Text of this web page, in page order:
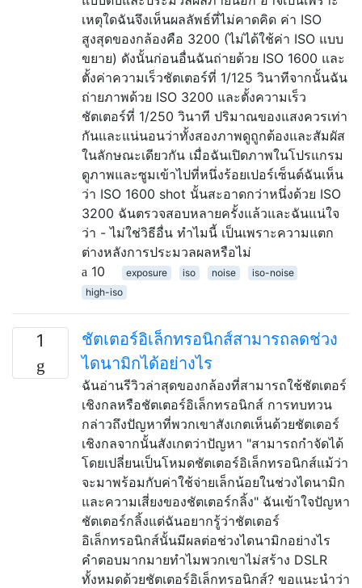
เหตุใดฉันจึงเห็นผลลัพธ์ที่ไม่คาดคิด ค่า ISO
สูงสุดของกล้องคือ 3200 (ไม่ได้ใช้ค่า ISO แบบ
ขยาย) ดังนั้นก่อนอื่นฉันถ่ายด้วย ISO 1600 และ
ตั้งค่าความเร็วชัตเตอร์ที่ 1/125 วินาทีจากนั้นฉัน
ถ่ายภาพด้วย ISO 3200 และตั้งความเร็ว
ชัตเตอร์ที่ 1/250 วินาที ปริมาณของแสงควรเท่า
กันและแน่นอนว่าทั้งสองภาพดูถูกต้องและสัมผัส
ในลักษณะเดียวกัน เมื่อฉันเปิดภาพในโปรแกรม
ดูภาพและซูมเข้าไปที่หนึ่งร้อยเปอร์เซ็นต์ฉันเห็น
ว่า ISO 1600 shot นั้นสะอาดกว่าหนึ่งด้วย ISO
3200 ฉันตรวจสอบหลายครั้งแล้วและฉันแน่ใจ
ว่า - ไม่ใช่วิธีอื่น ทำไมนี้ เป็นเพราะความแตก
ต่างหลังการประมวลผลหรือไม่
10
exposure iso noise
iso-noise
high-iso
1
ชัตเตอร์อิเล็กทรอนิกส์สามารถลดช่วง
ไดนามิกได้อย่างไร
ฉันอ่านรีวิวล่าสุดของกล้องที่สามารถใช้ชัตเตอร์
เชิงกลหรือชัตเตอร์อิเล็กทรอนิกส์ การทบทวน
กล่าวถึงปัญหาที่พวกเขาสังเกตเห็นด้วยชัตเตอร์
เชิงกลจากนั้นสังเกตว่าปัญหา "สามารถกำจัดได้
โดยเปลี่ยนเป็นโหมดชัตเตอร์อิเล็กทรอนิกส์แม้ว่า
จะมาพร้อมกับค่าใช้จ่ายเล็กน้อยในช่วงไดนามิก
และความเสี่ยงของชัตเตอร์กลิ้ง" ฉันเข้าใจปัญหา
ชัตเตอร์กลิ้งแต่ฉันอยากรู้ว่าชัตเตอร์
อิเล็กทรอนิกส์นั้นมีผลต่อช่วงไดนามิกอย่างไร
คำตอบมากมายทำไมพวกเขาไม่สร้าง DSLR
ทั้งหมดด้วยชัตเตอร์อิเล็กทรอนิกส์? ขอแนะนำว่า